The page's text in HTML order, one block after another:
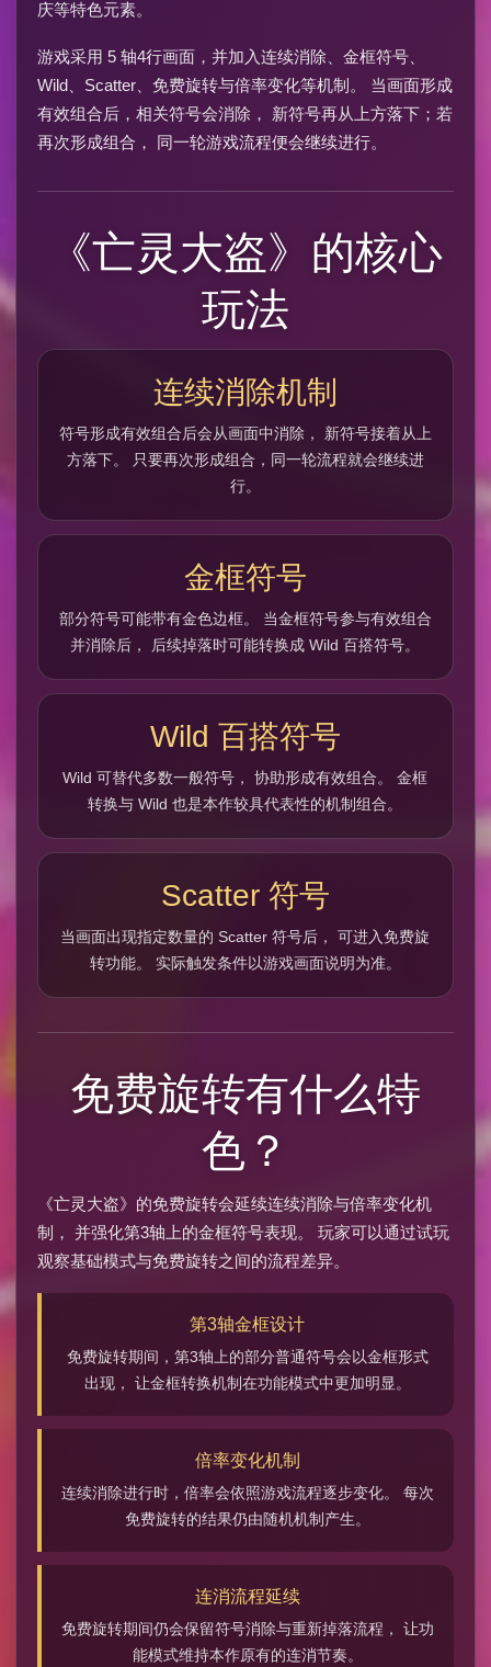
庆等特色元素。
游戏采用 5 轴4行画面，并加入连续消除、金框符号、
Wild、Scatter、免费旋转与倍率变化等机制。 当画面形成
有效组合后，相关符号会消除， 新符号再从上方落下；若
再次形成组合， 同一轮游戏流程便会继续进行。
《亡灵大盗》的核心
玩法
连续消除机制
符号形成有效组合后会从画面中消除， 新符号接着从上
方落下。 只要再次形成组合，同一轮流程就会继续进
行。
金框符号
部分符号可能带有金色边框。 当金框符号参与有效组合
并消除后， 后续掉落时可能转换成 Wild 百搭符号。
Wild 百搭符号
Wild 可替代多数一般符号， 协助形成有效组合。 金框
转换与 Wild 也是本作较具代表性的机制组合。
Scatter 符号
当画面出现指定数量的 Scatter 符号后， 可进入免费旋
转功能。 实际触发条件以游戏画面说明为准。
免费旋转有什么特
色？
《亡灵大盗》的免费旋转会延续连续消除与倍率变化机
制， 并强化第3轴上的金框符号表现。 玩家可以通过试玩
观察基础模式与免费旋转之间的流程差异。
第3轴金框设计
免费旋转期间，第3轴上的部分普通符号会以金框形式
出现， 让金框转换机制在功能模式中更加明显。
倍率变化机制
连续消除进行时，倍率会依照游戏流程逐步变化。 每次
免费旋转的结果仍由随机机制产生。
连消流程延续
免费旋转期间仍会保留符号消除与重新掉落流程， 让功
能模式维持本作原有的连消节奏。